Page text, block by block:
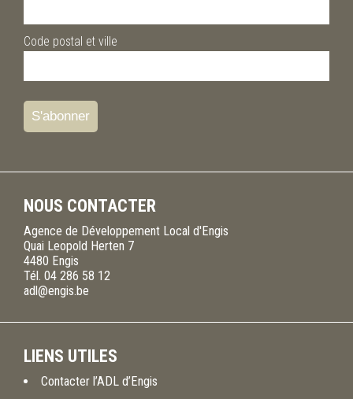
Code postal et ville
NOUS CONTACTER
Agence de Développement Local d'Engis
Quai Leopold Herten 7
4480 Engis
Tél. 04 286 58 12
adl@engis.be
LIENS UTILES
Contacter l’ADL d’Engis